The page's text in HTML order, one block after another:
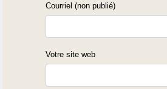
Courriel (non publié)
Votre site web